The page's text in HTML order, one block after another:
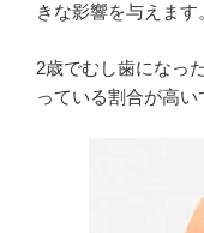
きな影響を与えます
2歳でむし歯になっ
っている割合が高い